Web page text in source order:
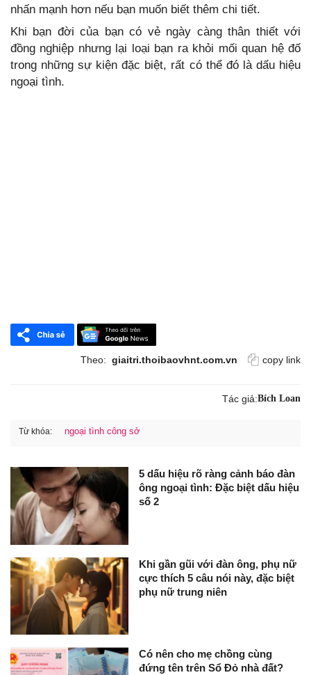
nhấn mạnh hơn nếu bạn muốn biết thêm chi tiết.
Khi bạn đời của bạn có vẻ ngày càng thân thiết với
đồng nghiệp nhưng lại loại bạn ra khỏi mối quan hệ đố
trong những sự kiện đặc biệt, rất có thể đó là dấu hiệu
ngoại tình.
Theo: giaitri.thoibaovhnt.com.vn copy link
Tác giả:Bích Loan
Từ khóa: ngoại tình công sở
5 dấu hiệu rõ ràng cảnh báo đàn
ông ngoại tình: Đặc biệt dấu hiệu
số 2
Khi gần gũi với đàn ông, phụ nữ
cực thích 5 câu nói này, đặc biệt
phụ nữ trung niên
Có nên cho mẹ chồng cùng
đứng tên trên Sổ Đỏ nhà đất?